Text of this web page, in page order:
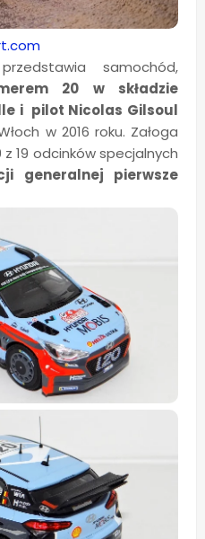
samochód,
20 w składzie
i pilot Nicolas Gilsoul
w 2016 roku. Załoga
z 19 odcinków specjalnych
generalnej pierwsze